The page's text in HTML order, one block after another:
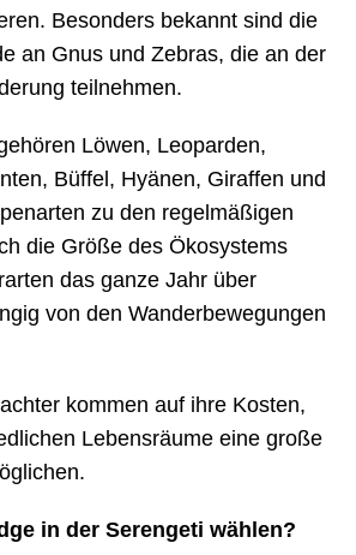
Besonders bekannt sind die
an Gnus und Zebras, die an der
teilnehmen.
Löwen, Leoparden,
Büffel, Hyänen, Giraffen und
zu den regelmäßigen
die Größe des Ökosystems
das ganze Jahr über
von den Wanderbewegungen
kommen auf ihre Kosten,
Lebensräume eine große
in der Serengeti wählen?